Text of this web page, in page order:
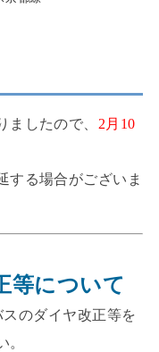
したので、 2月10
る場合がございま
等について
スのダイヤ改正等を
。